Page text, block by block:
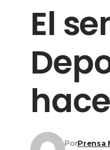
El
PorPrensa